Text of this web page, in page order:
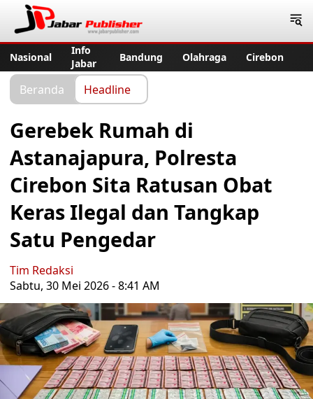
Nasional
Info
Jabar
Bandung Olahraga Cirebon
Beranda Headline
Gerebek Rumah di
Astanajapura, Polresta
Cirebon Sita Ratusan Obat
Keras Ilegal dan Tangkap
Satu Pengedar
Tim Redaksi
Sabtu, 30 Mei 2026 - 8:41 AM